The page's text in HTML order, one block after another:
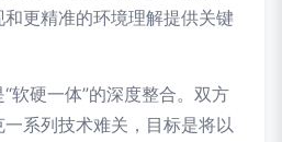
更精准的环境理解提供关键
软硬一体”的深度整合。双方
系列技术难关，目标是将以